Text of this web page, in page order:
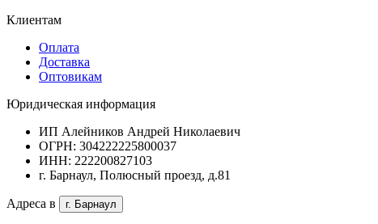
Клиентам
Оплата
Доставка
Оптовикам
Юридическая информация
ИП Алейников Андрей Николаевич
ОГРН: 304222225800037
ИНН: 222200827103
г. Барнаул, Полюсный проезд, д.81
Адреса в г. Барнаул